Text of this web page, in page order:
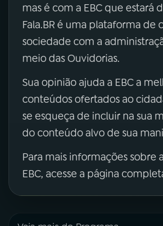
mas é com a EBC que estará
Fala.BR é uma plataforma de
sociedade com a
meio das Ouvidorias.
Sua opinião ajuda a EBC a
conteúdos ofertados ao
se esqueça de incluir na sua
do conteúdo alvo de sua
Para mais informações sobre
EBC, acesse a página